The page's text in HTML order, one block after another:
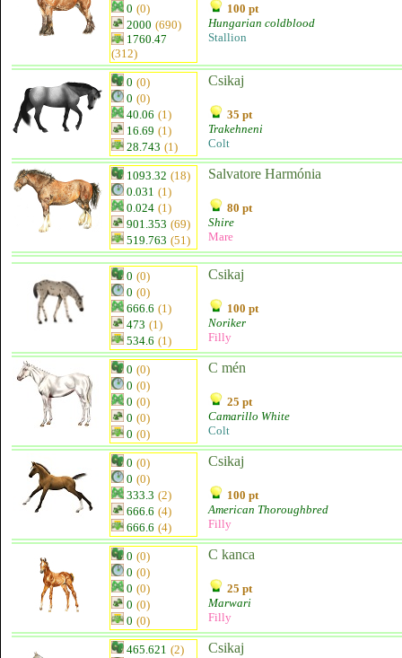
0 (0)
2000 (690)
1760.47
(312)
100 pt
Hungarian coldblood
Stallion
0 (0)
0 (0)
40.06 (1)
16.69 (1)
28.743 (1)
Csikaj
35 pt
Trakehneni
Colt
1093.32 (18)
0.031 (1)
0.024 (1)
901.353 (69)
519.763 (51)
Salvatore Harmónia
80 pt
Shire
Mare
0 (0)
0 (0)
666.6 (1)
473 (1)
534.6 (1)
Csikaj
100 pt
Noriker
Filly
0 (0)
0 (0)
0 (0)
0 (0)
0 (0)
C mén
25 pt
Camarillo White
Colt
0 (0)
0 (0)
333.3 (2)
666.6 (4)
666.6 (4)
Csikaj
100 pt
American Thoroughbred
Filly
0 (0)
0 (0)
0 (0)
0 (0)
0 (0)
C kanca
25 pt
Marwari
Filly
465.621 (2)
Csikaj